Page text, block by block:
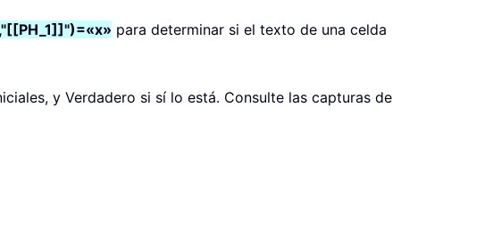
para determinar si el texto de una celda
y Verdadero si sí lo está. Consulte las capturas de